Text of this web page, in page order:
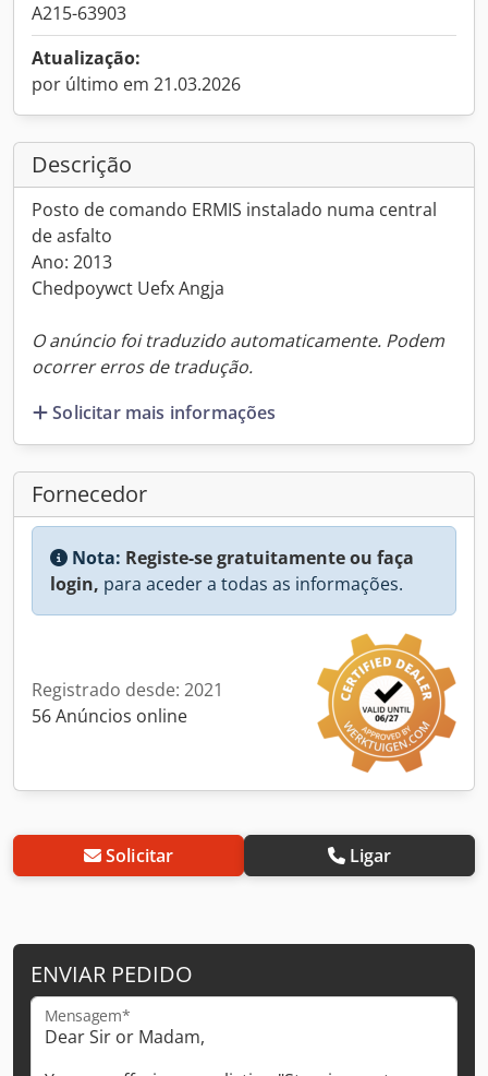
A215-63903
Atualização:
por último em 21.03.2026
Descrição
Posto de comando ERMIS instalado numa central
de asfalto
Ano: 2013
Chedpoywct Uefx Angja
O anúncio foi traduzido automaticamente. Podem
ocorrer erros de tradução.
Solicitar mais informações
Fornecedor
Nota: Registe-se gratuitamente ou faça
login, para aceder a todas as informações.
Registrado desde: 2021
56 Anúncios online
Solicitar Ligar
ENVIAR PEDIDO
Mensagem*